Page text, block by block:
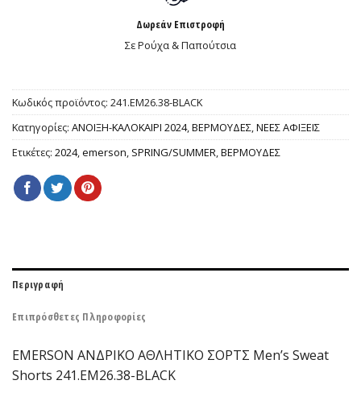
Δωρεάν Επιστροφή
Σε Ρούχα & Παπούτσια
Κωδικός προϊόντος: 241.EM26.38-BLACK
Κατηγορίες: ΑΝΟΙΞΗ-ΚΑΛΟΚΑΙΡΙ 2024,ΒΕΡΜΟΥΔΕΣ,ΝΕΕΣ ΑΦΙΞΕΙΣ
Ετικέτες: 2024,emerson, SPRING/SUMMER,ΒΕΡΜΟΥΔΕΣ
Περιγραφή
Επιπρόσθετες Πληροφορίες
EMERSON ΑΝΔΡΙΚΟ ΑΘΛΗΤΙΚΟ ΣΟΡΤΣ Men’s Sweat
Shorts 241.EM26.38-BLACK